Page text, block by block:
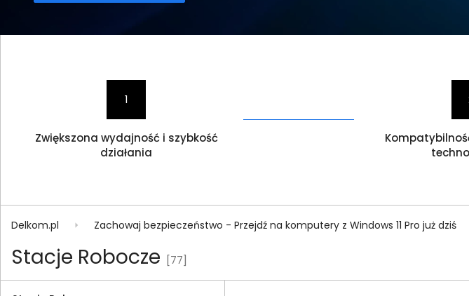
1
Zwiększona wydajność i szybkość
działania
Delkom.pl Zachowaj bezpieczeństwo - Przejdź na komputery z Windows 11 Pro już dziś
Stacje Robocze [77]